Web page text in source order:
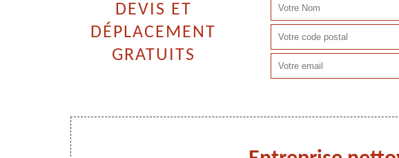
DEVIS ET
DÉPLACEMENT
GRATUITS